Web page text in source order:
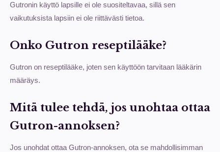
Gutronin käyttö lapsille ei ole suositeltavaa, sillä sen
vaikutuksista lapsiin ei ole riittävästi tietoa.
Onko Gutron reseptilääke?
Gutron on reseptilääke, joten sen käyttöön tarvitaan lääkärin
määräys.
Mitä tulee tehdä, jos unohtaa ottaa
Gutron-annoksen?
Jos unohdat ottaa Gutron-annoksen, ota se mahdollisimman